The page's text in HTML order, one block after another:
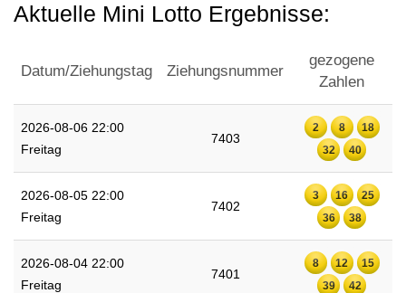
Aktuelle Mini Lotto Ergebnisse:
Datum/Ziehungstag Ziehungsnummer
gezogene
Zahlen
2026-08-06 22:00
Freitag
7403
2 8
18
32
40
2026-08-05 22:00
Freitag
7402
3 16
25
36
38
2026-08-04 22:00
Freitag
7401
8 12
15
39
42